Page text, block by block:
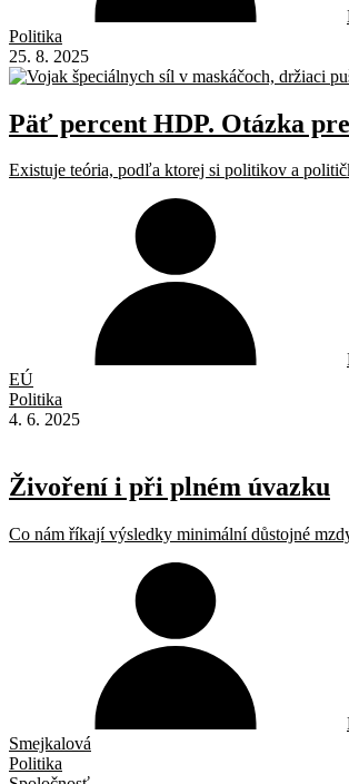
Politika
25. 8. 2025
Päť percent HDP. Otázka
Existuje teória, podľa ktorej si politikov a
EÚ
Politika
4. 6. 2025
Živoření i při plném úvazku
Co nám říkají výsledky minimální důstojné
Smejkalová
Politika